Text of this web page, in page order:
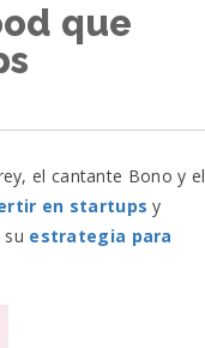
que
el cantante Bono y el
en startups y
estrategia para